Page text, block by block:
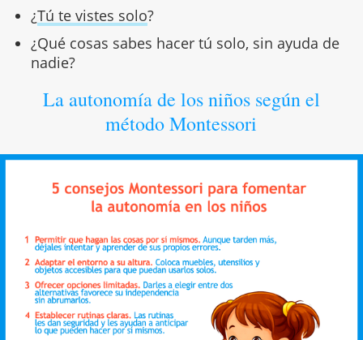
¿Tú te vistes solo?
¿Qué cosas sabes hacer tú solo, sin ayuda de
nadie?
La autonomía de los niños según el
método Montessori